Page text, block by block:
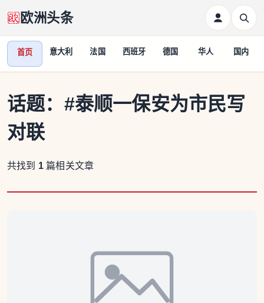
欧洲头条
首页 意大利 法国 西班牙 德国 华人 国内
话题： #泰顺一保安为市民写
对联
共找到 1 篇相关文章